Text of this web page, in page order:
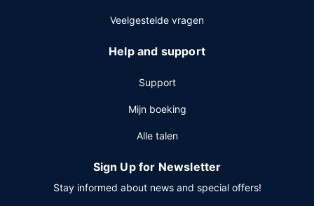
Veelgestelde vragen
Help and support
Support
Mijn boeking
Alle talen
Sign Up for Newsletter
Stay informed about news and special offers!